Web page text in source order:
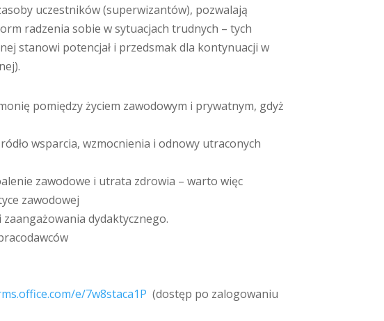
uczestników (superwizantów), pozwalają
radzenia sobie w sytuacjach trudnych – tych
stanowi potencjał i przedsmak dla kontynuacji w
pomiędzy życiem zawodowym i prywatnym, gdyż
wsparcia, wzmocnienia i odnowy utraconych
zawodowe i utrata zdrowia – warto więc
zawodowej
dydaktycznego.
e/7w8staca1P (dostęp po zalogowaniu